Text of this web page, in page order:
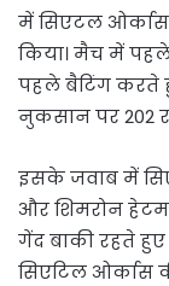
में सिएटल
किया। मैच में
पहले बैटिंग करते
नुकसान पर 202
इसके जवाब में
और शिमरोन
गेंद बाकी रहते
सिएटिल ओर्कास